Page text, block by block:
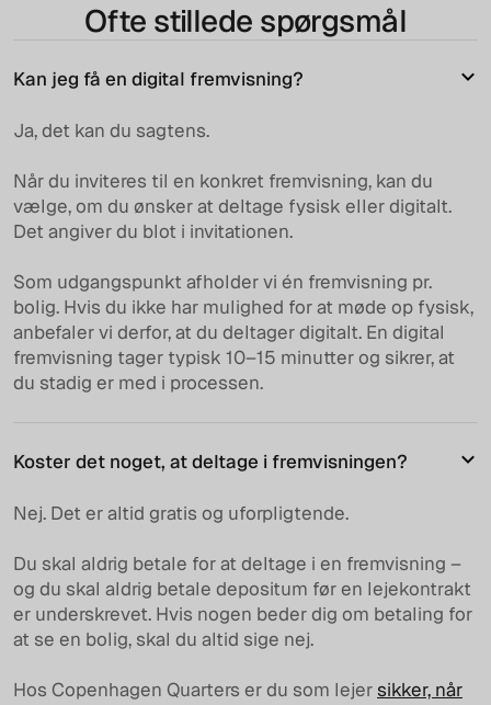
Ofte stillede spørgsmål
Kan jeg få en digital fremvisning?
Ja, det kan du sagtens.
Når du inviteres til en konkret fremvisning, kan du
vælge, om du ønsker at deltage fysisk eller digitalt.
Det angiver du blot i invitationen.
Som udgangspunkt afholder vi én fremvisning pr.
bolig. Hvis du ikke har mulighed for at møde op fysisk,
anbefaler vi derfor, at du deltager digitalt. En digital
fremvisning tager typisk 10–15 minutter og sikrer, at
du stadig er med i processen.
Koster det noget, at deltage i fremvisningen?
Nej. Det er altid gratis og uforpligtende.
Du skal aldrig betale for at deltage i en fremvisning –
og du skal aldrig betale depositum før en lejekontrakt
er underskrevet. Hvis nogen beder dig om betaling for
at se en bolig, skal du altid sige nej.
Hos Copenhagen Quarters er du som lejersikker, når